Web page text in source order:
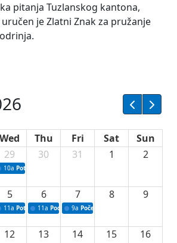
pitanja Tuzlanskog kantona,
je Zlatni Znak za pružanje
Wed Thu Fri Sat
Sun
29
10a Potpisivanje ugovora sa neprofitnim
30 31 1 2
5
11a Potpisivanje ugovora o stipendijama za
6
11a Podrška razvoju vodne infrastrukture u
7
9a Početak izgradnje nove
8 9
12 13 14 15 16